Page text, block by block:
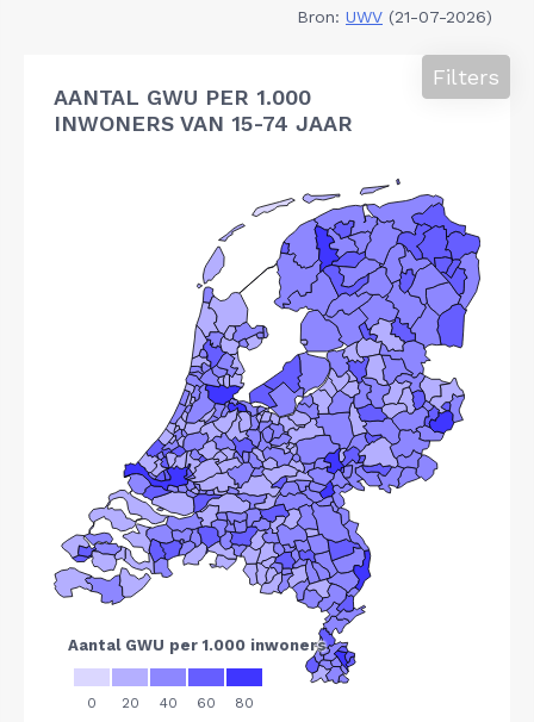
Bron: UWV (21-07-2026)
AANTAL GWU PER 1.000
INWONERS VAN 15-74 JAAR
Filters